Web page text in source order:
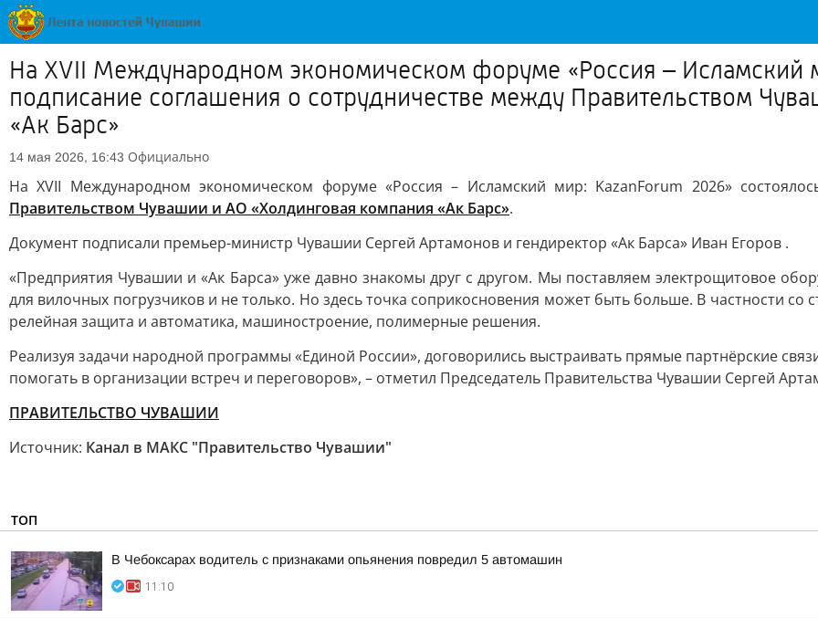
На XVII Международном экономическом форуме «Россия – Исламский
подписание соглашения о сотрудничестве между Правительством
«Ак Барс»
14 мая 2026, 16:43 Официально
На XVII Международном экономическом форуме «Россия – Исламский мир: KazanForum 2026»
Правительством Чувашии и АО «Холдинговая компания «Ак Барс».
Документ подписали премьер-министр Чувашии Сергей Артамонов и гендиректор «Ак Барса» Иван Егоров .
«Предприятия Чувашии и «Ак Барса» уже давно знакомы друг с другом. Мы поставляем электрощитовое
для вилочных погрузчиков и не только. Но здесь точка соприкосновения может быть больше. В частности
релейная защита и автоматика, машиностроение, полимерные решения.
Реализуя задачи народной программы «Единой России», договорились выстраивать прямые партнёрские
помогать в организации встреч и переговоров», – отметил Председатель Правительства Чувашии Сергей
ПРАВИТЕЛЬСТВО ЧУВАШИИ
Источник: Канал в МАКС "Правительство Чувашии"
ТОП
В Чебоксарах водитель с признаками опьянения повредил 5 автомашин
11:10